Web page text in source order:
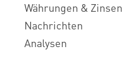
Währungen & Zinsen
Nachrichten
Analysen